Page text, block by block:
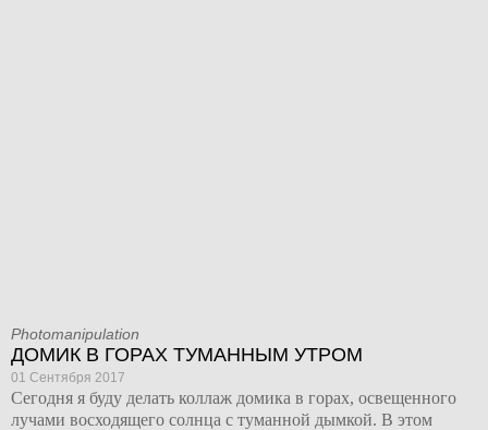
Photomanipulation
ДОМИК В ГОРАХ ТУМАННЫМ УТРОМ
01 Сентября 2017
Сегодня я буду делать коллаж домика в горах, освещенного
лучами восходящего солнца с туманной дымкой. В этом